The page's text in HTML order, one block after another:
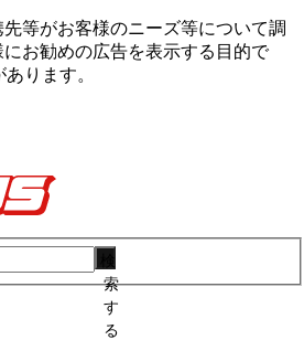
等がお客様のニーズ等について調
お勧めの広告を表⽰する⽬的で
ります。
索
す
る